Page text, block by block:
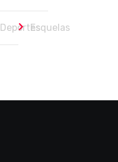
DeportesEsquelas